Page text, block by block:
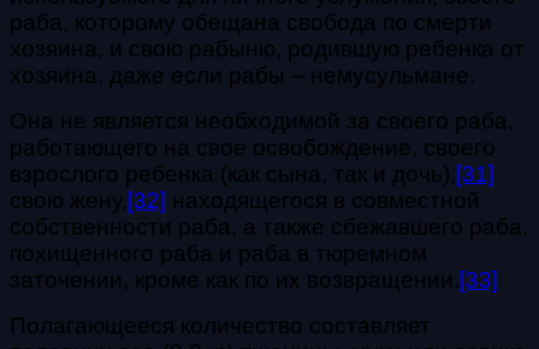
раба, которому обещана свобода по смерти
хозяина, и свою рабыню, родившую ребенка от
хозяина, даже если рабы – немусульмане.
Она не является необходимой за своего раба,
работающего на свое освобождение, своего
взрослого ребенка (как сына, так и дочь),[31]
свою жену,[32] находящегося в совместной
собственности раба, а также сбежавшего раба,
похищенного раба и раба в тюремном
заточении, кроме как по их возвращении.[33]
Полагающееся количество составляет